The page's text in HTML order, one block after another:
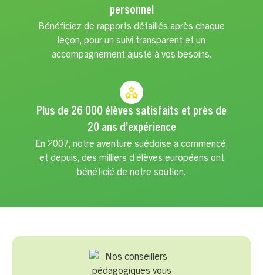
personnel
Bénéficiez de rapports détaillés après chaque
leçon, pour un suivi transparent et un
accompagnement ajusté à vos besoins.
Plus de 26 000 élèves satisfaits et près de
20 ans d’expérience
En 2007, notre aventure suédoise a commencé,
et depuis, des milliers d’élèves européens ont
bénéficié de notre soutien.